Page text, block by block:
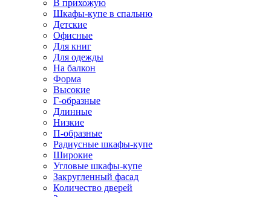
В прихожую
Шкафы-купе в спальню
Детские
Офисные
Для книг
Для одежды
На балкон
Форма
Высокие
Г-образные
Длинные
Низкие
П-образные
Радиусные шкафы-купе
Широкие
Угловые шкафы-купе
Закругленный фасад
Количество дверей